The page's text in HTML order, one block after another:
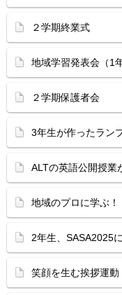
２学期終業式
地域学習発表会（1
２学期保護者会
3年生が作ったラン
ALTの英語公開授業
地域のプロに学ぶ！
2年生、SASA2025
笑顔を生む挨拶運動